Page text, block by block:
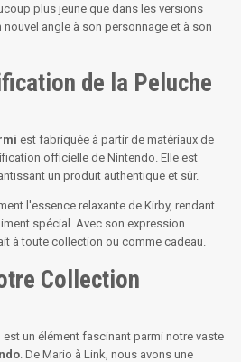
plus jeune que dans les versions
angle à son personnage et à son
de la Peluche
est fabriquée à partir de matériaux de
officielle de Nintendo. Elle est
un produit authentique et sûr.
l'essence relaxante de Kirby, rendant
spécial. Avec son expression
à toute collection ou comme cadeau.
Collection
est un élément fascinant parmi notre vaste
. De Mario à Link, nous avons une